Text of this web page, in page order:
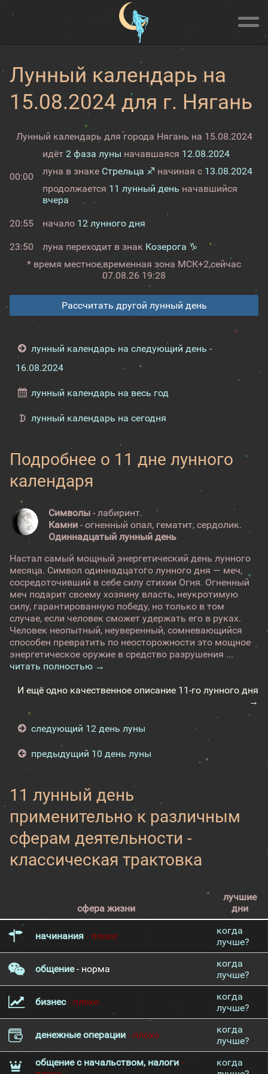
Лунный календарь на
15.08.2024 для г. Нягань
Лунный календарь для города Нягань на 15.08.2024
00:00
идёт 2 фаза луны начавшаяся 12.08.2024
луна в знаке Стрельца ♐ начиная с 13.08.2024
продолжается 11 лунный день начавшийся
вчера
20:55 начало 12 лунного дня
23:50 луна переходит в знак Козерога ♑
* время местное,временная зона МСК+2,сейчас
07.08.26 19:28
Рассчитать другой лунный день
лунный календарь на следующий день -
16.08.2024
лунный календарь на весь год
лунный календарь на сегодня
Подробнее о 11 дне лунного
календаря
Символы - лабиринт.
Камни - огненный опал, гематит, сердолик.
Одиннадцатый лунный день
Настал самый мощный энергетический день лунного
месяца. Символ одиннадцатого лунного дня — меч,
сосредоточивший в себе силу стихии Огня. Огненный
меч подарит своему хозяину власть, неукротимую
силу, гарантированную победу, но только в том
случае, если человек сможет удержать его в руках.
Человек неопытный, неуверенный, сомневающийся
способен превратить по неосторожности это мощное
энергетическое оружие в средство разрушения ...
читать полностью →
И ещё одно качественное описание 11-го лунного дня
→
следующий 12 день луны
предыдущий 10 день луны
11 лунный день
применительно к различным
сферам деятельности -
классическая трактовка
сфера жизни
лучшие
дни
начинания - плохо
когда
лучше?
общение- норма
когда
лучше?
бизнес- плохо
когда
лучше?
денежные операции - плохо
когда
лучше?
общение с начальством, налоги -
когда